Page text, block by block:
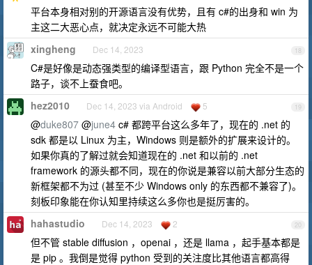
平台本身相对别的开源语言没有优势，且有 c#的出身和 win 为
主这二大恶心点，就决定永远不可能大热
18
xingheng Dec 14, 2023
C#是好像是动态强类型的编译型语言，跟 Python 完全不是一个
路子，谈不上蚕食吧。
19
hez2010 Dec 14, 2023 via Android 5
@duke807 @june4 c# 都跨平台这么多年了，现在的 .net 的
sdk 都是以 Linux 为主，Windows 则是额外的扩展来设计的。
如果你真的了解过就会知道现在的 .net 和以前的 .net
framework 的源头都不同，现在的你说是兼容以前大部分生态的
新框架都不为过 (甚至不少 Windows only 的东西都不兼容了)。
刻板印象能在你认知里持续这么多你也是挺厉害的。
20
hahastudio Dec 14, 2023 2
但不管 stable diffusion ，openai ，还是 llama ，起手基本都是
是 pip 。我倒是觉得 python 受到的关注度比其他语言都高得